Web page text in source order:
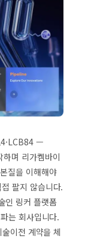
—
며 리가켐바이
질을 이해해야
팔지 않습니다.
인 링커 플랫폼
는 회사입니다.
이전 계약을 체